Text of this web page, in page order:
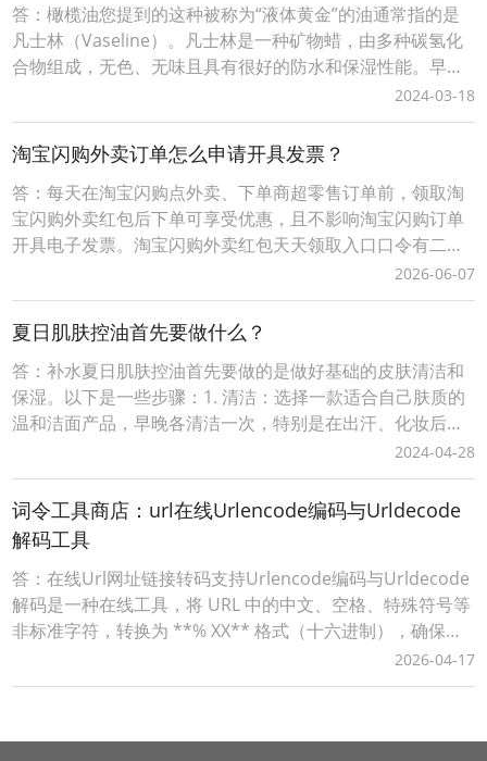
答：橄榄油您提到的这种被称为“液体黄金”的油通常指的是
凡士林（Vaseline）。凡士林是一种矿物蜡，由多种碳氢化
合物组成，无色、无味且具有很好的防水和保湿性能。早期
的健美运动员会在肌肉上涂抹凡士林，主要是为了减少比赛
时皮肤与比赛油的摩擦，保护肌肉免受伤害，同时也能使肌
肉看起来更加饱满和光滑。不过，随着时代的进步和科技发
展，现代健美运动员可能会使用更为专业的肌肉
2024-03-18
淘宝闪购外卖订单怎么申请开具发票？
答：每天在淘宝闪购点外卖、下单商超零售订单前，领取淘
宝闪购外卖红包后下单可享受优惠，且不影响淘宝闪购订单
开具电子发票。淘宝闪购外卖红包天天领取入口口令有二种
方式：1、淘宝闪购外卖红包领取口令【188288】，打开手
机淘宝APP，顶部选择导航【闪购外卖】后，输入淘宝闪购
外卖红包领取口令【188288】，即可成功领取当天可用的有
效外卖红包。2、词令直达外卖红包领取口
2026-06-07
夏日肌肤控油首先要做什么？
答：补水夏日肌肤控油首先要做的是做好基础的皮肤清洁和
保湿。以下是一些步骤：1. 清洁：选择一款适合自己肤质的
温和洁面产品，早晚各清洁一次，特别是在出汗、化妆后要
及时卸妆洗脸，去除多余的油脂和污垢。但要注意不要过度
清洁，以免破坏皮肤的天然屏障。2. 补水：即使在夏天，肌
肤也需要水分。使用清爽型的爽肤水或喷雾，为肌肤补充水
分，同时帮助调节皮肤的水油平衡。3. 控油产
2024-04-28
词令工具商店：url在线Urlencode编码与Urldecode
解码工具
答：在线Url网址链接转码支持Urlencode编码与Urldecode
解码是一种在线工具，将 URL 中的中文、空格、特殊符号等
非标准字符，转换为 **% XX** 格式（十六进制），确保链
接能被浏览器 / 服务器正确解析。词令工具商店Urlencode
在线工具：https://apps.ciling.cn/urlencode/词令口令直达
2026-04-17